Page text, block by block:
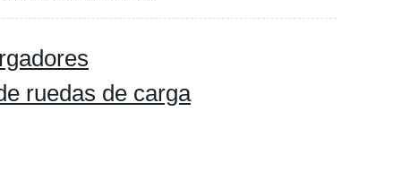
ruedas de carga